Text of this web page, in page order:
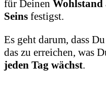
für Deinen Wohlstand
Seins festigst.
Es geht darum, dass
das zu erreichen, was
jeden Tag wächst.